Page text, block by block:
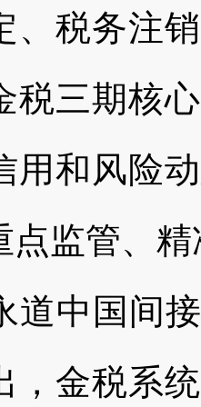
、税务注
税三期核
用和风险
点监管、
道中国间
，金税系